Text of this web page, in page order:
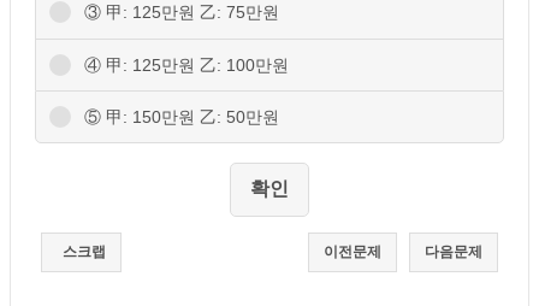
③ 甲: 125만원 乙: 75만원
④ 甲: 125만원 乙: 100만원
⑤ 甲: 150만원 乙: 50만원
스크랩 다음문제
이전문제